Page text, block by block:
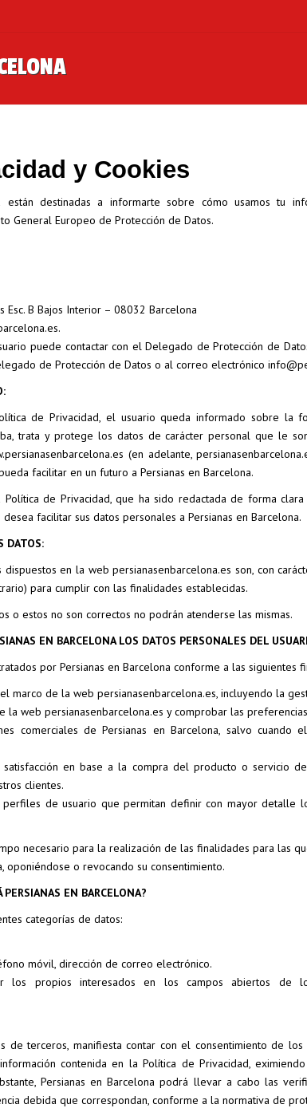
y Cookies
están destinadas a informarte sobre cómo usamos tu
General Europeo de Protección de Datos.
Esc. B Bajos Interior – 08032 Barcelona
puede contactar con el Delegado de Protección de
de Protección de Datos o al correo electrónico
de Privacidad, el usuario queda informado sobre la
trata y protege los datos de carácter personal que le
(en adelante,
facilitar en un futuro a Persianas en Barcelona.
de Privacidad, que ha sido redactada de forma clara
facilitar sus datos personales a Persianas en Barcelona.
DATOS:
en la web persianasenbarcelona.es son, con
para cumplir con las finalidades establecidas.
o estos no son correctos no podrán atenderse las mismas.
EN BARCELONA LOS DATOS PERSONALES DEL
por Persianas en Barcelona conforme a las siguientes
marco de la web persianasenbarcelona.es, incluyendo la
la web persianasenbarcelona.es y comprobar las
comerciales de Persianas en Barcelona, salvo cuando
en base a la compra del producto o servicio
clientes.
de usuario que permitan definir con mayor detalle
necesario para la realización de las finalidades para las
oponiéndose o revocando su consentimiento.
EN BARCELONA?
categorías de datos:
móvil, dirección de correo electrónico.
los propios interesados en los campos abiertos de
de terceros, manifiesta contar con el consentimiento de
contenida en la Política de Privacidad,
Persianas en Barcelona podrá llevar a cabo las
debida que correspondan, conforme a la normativa de